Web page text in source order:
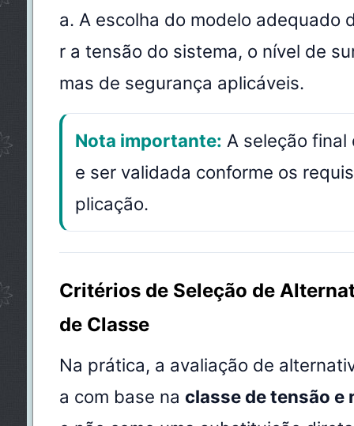
a. A escolha do modelo adequado
r a tensão do sistema, o nível de
mas de segurança aplicáveis.
Nota importante: A seleção
e ser validada conforme os
plicação.
Critérios de Seleção de
de Classe
Na prática, a avaliação de
a com base na classe de tensão e